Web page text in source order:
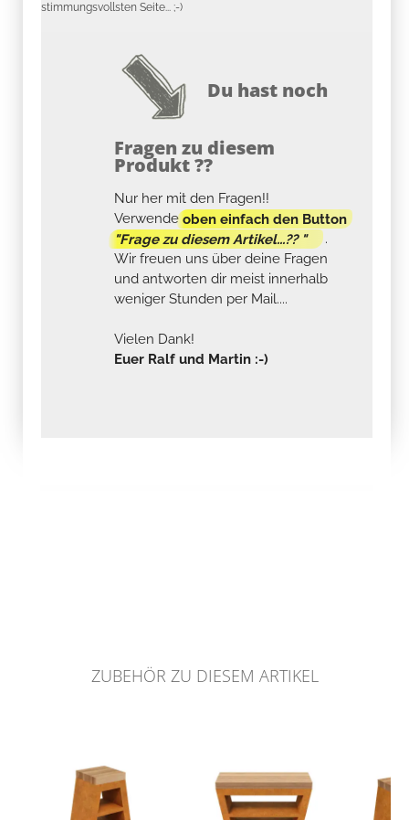
stimmungsvollsten Seite... ;-)
Du hast noch
Fragen zu diesem
Produkt ??
Nur her mit den Fragen!!
Verwendeoben einfach den Button
"Frage zu diesem Artikel...?? "
.
Wir freuen uns über deine Fragen
und antworten dir meist innerhalb
weniger Stunden per Mail....
Vielen Dank!
Euer Ralf und Martin :-)
ZUBEHÖR ZU DIESEM ARTIKEL